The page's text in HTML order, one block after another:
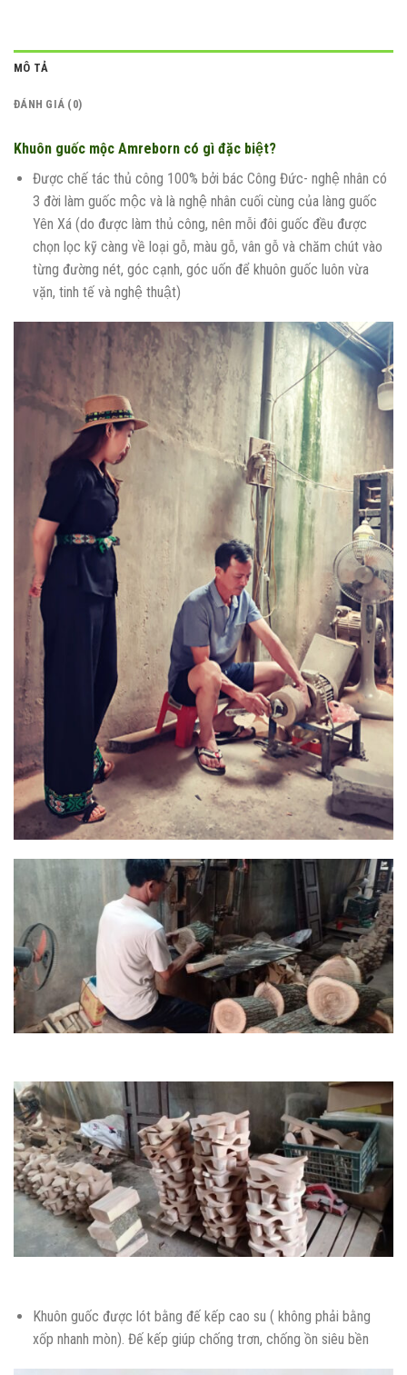
MÔ TẢ
ĐÁNH GIÁ (0)
Khuôn guốc mộc Amreborn có gì đặc biệt?
Được chế tác thủ công 100% bởi bác Công Đức- nghệ nhân có
3 đời làm guốc mộc và là nghệ nhân cuối cùng của làng guốc
Yên Xá (do được làm thủ công, nên mỗi đôi guốc đều được
chọn lọc kỹ càng về loại gỗ, màu gỗ, vân gỗ và chăm chút vào
từng đường nét, góc cạnh, góc uốn để khuôn guốc luôn vừa
vặn, tinh tế và nghệ thuật)
Khuôn guốc được lót bằng đế kếp cao su ( không phải bằng
xốp nhanh mòn). Đế kếp giúp chống trơn, chống ồn siêu bền